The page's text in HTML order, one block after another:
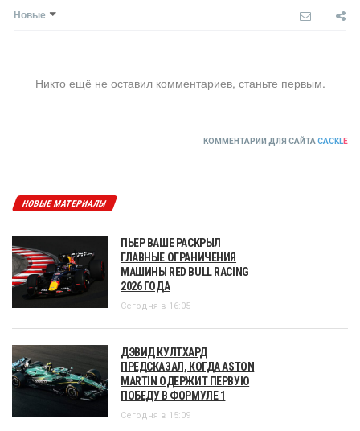
Новые
Никто ещё не оставил комментариев, станьте первым.
КОММЕНТАРИИ ДЛЯ САЙТА CACKLE
НОВЫЕ МАТЕРИАЛЫ
ПЬЕР ВАШЕ РАСКРЫЛ
ГЛАВНЫЕ ОГРАНИЧЕНИЯ
МАШИНЫ RED BULL RACING
2026 ГОДА
Сегодня в 16:05
ДЭВИД КУЛТХАРД
ПРЕДСКАЗАЛ, КОГДА ASTON
MARTIN ОДЕРЖИТ ПЕРВУЮ
ПОБЕДУ В ФОРМУЛЕ 1
Сегодня в 15:09